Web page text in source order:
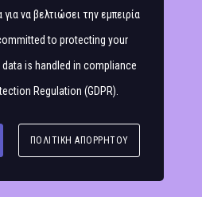
να βελτιώσει την εμπειρία
to protecting your
is handled in compliance
Regulation (GDPR)
ΠΟΛΙΤΙΚΉ ΑΠΟΡΡΉΤΟΥ